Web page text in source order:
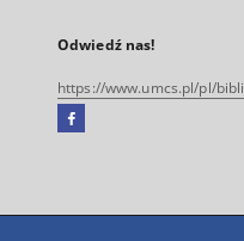
Odwiedź nas!
https://www.umcs.pl/pl/
Facebook
się